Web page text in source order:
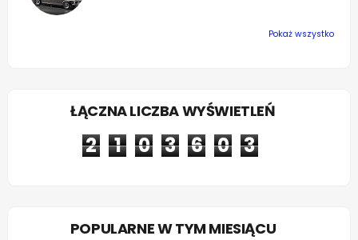
Pokaż wszystko
ŁĄCZNA LICZBA WYŚWIETLEŃ
2 1 0 3 6 0 3
POPULARNE W TYM MIESIĄCU